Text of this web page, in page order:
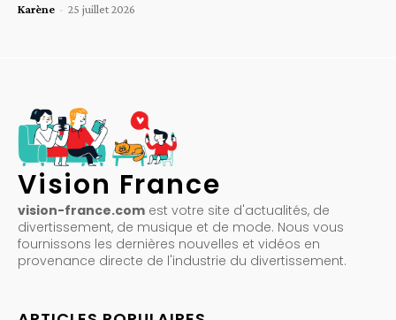
Karène - 25 juillet 2026
Vision France
vision-france.com est votre site d'actualités, de
divertissement, de musique et de mode. Nous vous
fournissons les dernières nouvelles et vidéos en
provenance directe de l'industrie du divertissement.